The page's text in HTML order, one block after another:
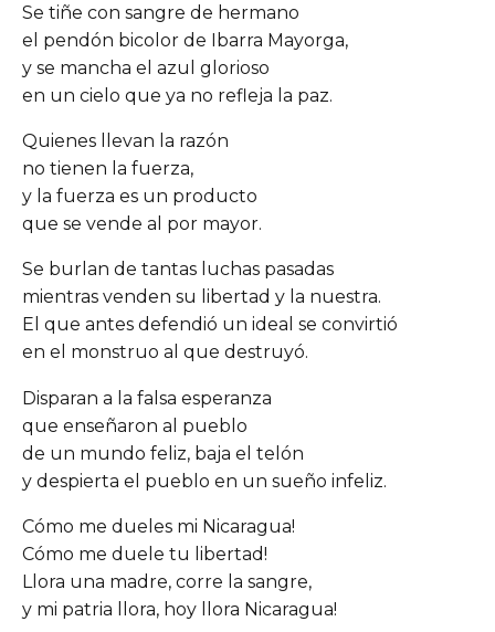
Se tiñe con sangre de hermano
el pendón bicolor de Ibarra Mayorga,
y se mancha el azul glorioso
en un cielo que ya no refleja la paz.
Quienes llevan la razón
no tienen la fuerza,
y la fuerza es un producto
que se vende al por mayor.
Se burlan de tantas luchas pasadas
mientras venden su libertad y la nuestra.
El que antes defendió un ideal se convirtió
en el monstruo al que destruyó.
Disparan a la falsa esperanza
que enseñaron al pueblo
de un mundo feliz, baja el telón
y despierta el pueblo en un sueño infeliz.
Cómo me dueles mi Nicaragua!
Cómo me duele tu libertad!
Llora una madre, corre la sangre,
y mi patria llora, hoy llora Nicaragua!